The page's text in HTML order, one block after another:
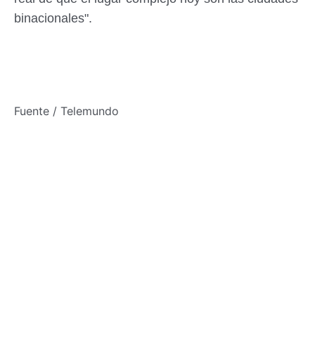
binacionales".
Fuente / Telemundo